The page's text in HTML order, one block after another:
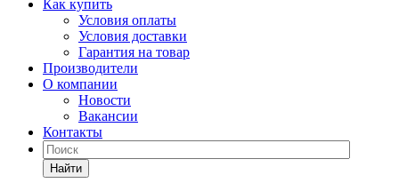
Как купить
Условия оплаты
Условия доставки
Гарантия на товар
Производители
О компании
Новости
Вакансии
Контакты
Найти